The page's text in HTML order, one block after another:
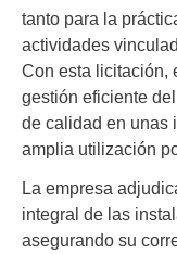
tanto para la
actividades
Con esta licitación,
gestión eficiente
de calidad en unas
amplia utilización
La empresa
integral de las
asegurando su